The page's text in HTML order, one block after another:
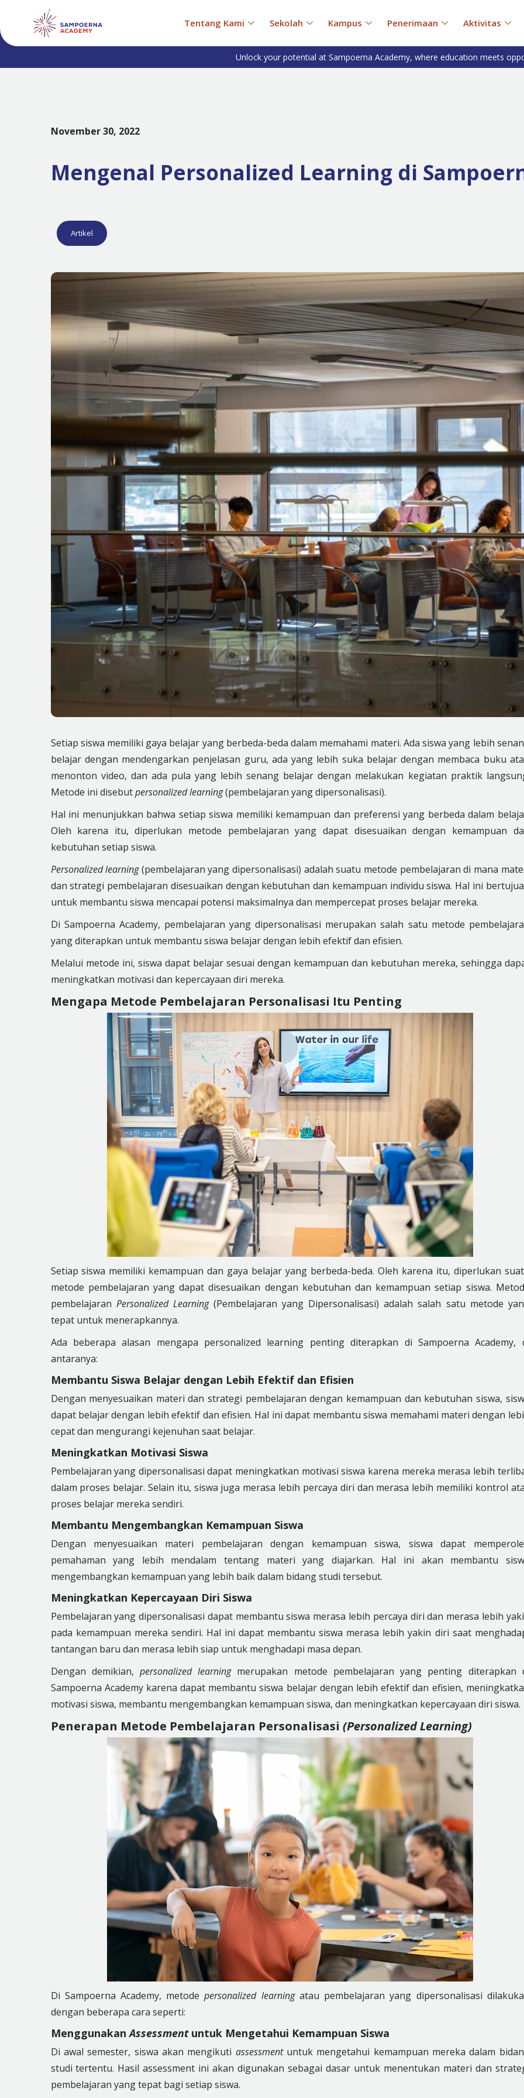
Tentang Kami Sekolah Kampus Penerimaan Aktivitas
Unlock your potential at Sampoerna Academy, where education meets
November 30, 2022
Mengenal Personalized Learning di
Artikel
Setiap siswa memiliki gaya belajar yang berbeda-beda dalam memahami materi. Ada siswa yang lebih
belajar dengan mendengarkan penjelasan guru, ada yang lebih suka belajar dengan membaca buku
menonton video, dan ada pula yang lebih senang belajar dengan melakukan kegiatan praktik
Metode ini disebutpersonalized learning(pembelajaran yang dipersonalisasi).
Hal ini menunjukkan bahwa setiap siswa memiliki kemampuan dan preferensi yang berbeda dalam
Oleh karena itu, diperlukan metode pembelajaran yang dapat disesuaikan dengan kemampuan
kebutuhan setiap siswa.
Personalized learning(pembelajaran yang dipersonalisasi) adalah suatu metode pembelajaran di mana
dan strategi pembelajaran disesuaikan dengan kebutuhan dan kemampuan individu siswa. Hal ini
untuk membantu siswa mencapai potensi maksimalnya dan mempercepat proses belajar mereka.
Di Sampoerna Academy, pembelajaran yang dipersonalisasi merupakan salah satu metode
yang diterapkan untuk membantu siswa belajar dengan lebih efektif dan efisien.
Melalui metode ini, siswa dapat belajar sesuai dengan kemampuan dan kebutuhan mereka, sehingga
meningkatkan motivasi dan kepercayaan diri mereka.
Mengapa Metode Pembelajaran Personalisasi Itu Penting
Setiap siswa memiliki kemampuan dan gaya belajar yang berbeda-beda. Oleh karena itu, diperlukan
metode pembelajaran yang dapat disesuaikan dengan kebutuhan dan kemampuan setiap siswa.
pembelajaran Personalized Learning(Pembelajaran yang Dipersonalisasi) adalah salah satu metode
tepat untuk menerapkannya.
Ada beberapa alasan mengapa personalized learning penting diterapkan di Sampoerna Academy,
antaranya:
Membantu Siswa Belajar dengan Lebih Efektif dan Efisien
Dengan menyesuaikan materi dan strategi pembelajaran dengan kemampuan dan kebutuhan siswa,
dapat belajar dengan lebih efektif dan efisien. Hal ini dapat membantu siswa memahami materi dengan
cepat dan mengurangi kejenuhan saat belajar.
Meningkatkan Motivasi Siswa
Pembelajaran yang dipersonalisasi dapat meningkatkan motivasi siswa karena mereka merasa lebih
dalam proses belajar. Selain itu, siswa juga merasa lebih percaya diri dan merasa lebih memiliki kontrol
proses belajar mereka sendiri.
Membantu Mengembangkan Kemampuan Siswa
Dengan menyesuaikan materi pembelajaran dengan kemampuan siswa, siswa dapat
pemahaman yang lebih mendalam tentang materi yang diajarkan. Hal ini akan membantu
mengembangkan kemampuan yang lebih baik dalam bidang studi tersebut.
Meningkatkan Kepercayaan Diri Siswa
Pembelajaran yang dipersonalisasi dapat membantu siswa merasa lebih percaya diri dan merasa lebih
pada kemampuan mereka sendiri. Hal ini dapat membantu siswa merasa lebih yakin diri saat
tantangan baru dan merasa lebih siap untuk menghadapi masa depan.
Dengan demikian, personalized learningmerupakan metode pembelajaran yang penting diterapkan
Sampoerna Academy karena dapat membantu siswa belajar dengan lebih efektif dan efisien,
motivasi siswa, membantu mengembangkan kemampuan siswa, dan meningkatkan kepercayaan diri siswa.
Penerapan Metode Pembelajaran Personalisasi (Personalized Learning)
Di Sampoerna Academy, metodepersonalized learning atau pembelajaran yang dipersonalisasi
dengan beberapa cara seperti:
Menggunakan Assessmentuntuk Mengetahui Kemampuan Siswa
Di awal semester, siswa akan mengikuti assessmentuntuk mengetahui kemampuan mereka dalam
studi tertentu. Hasil assessment ini akan digunakan sebagai dasar untuk menentukan materi dan
pembelajaran yang tepat bagi setiap siswa.